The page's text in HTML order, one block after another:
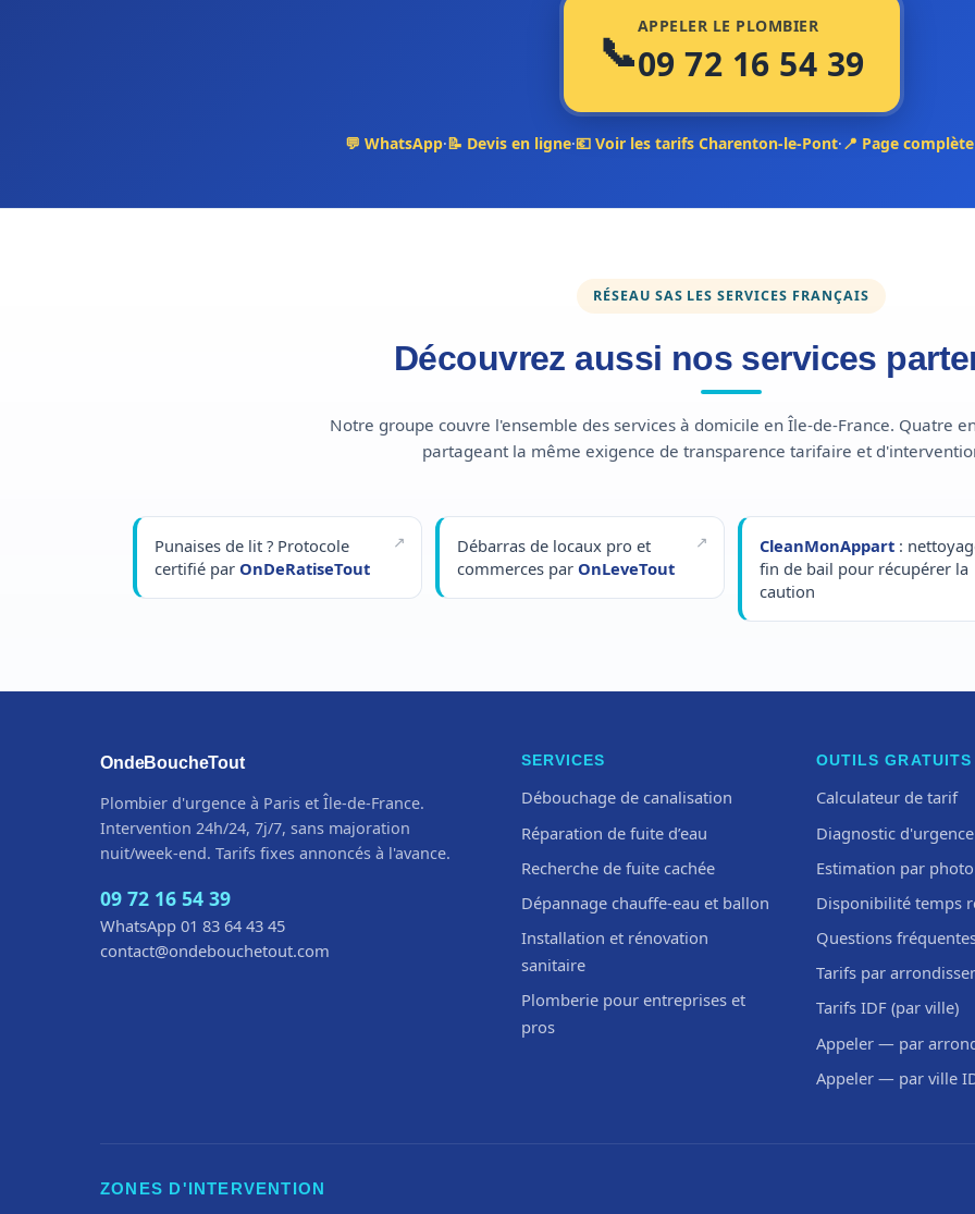
📞APPELER LE PLOMBIER
09 72 16 54 39
💬 WhatsApp·📝 Devis en ligne·💶 Voir les tarifs Charenton-le-Pont·📍 Page
RÉSEAU SAS LES SERVICES FRANÇAIS
Découvrez aussi nos services
Notre groupe couvre l'ensemble des services à domicile en Île-de-France. Quatre
partageant la même exigence de transparence tarifaire et
Punaises de lit ? Protocole
certifié par OnDeRatiseTout
Débarras de locaux pro et
commerces par OnLeveTout
CleanMonAppart :
fin de bail pour récupérer la
caution
OndeBoucheTout
Plombier d'urgence à Paris et Île-de-France.
Intervention 24h/24, 7j/7, sans majoration
nuit/week-end. Tarifs fixes annoncés à l'avance.
09 72 16 54 39
WhatsApp 01 83 64 43 45
contact@ondebouchetout.com
SERVICES
Débouchage de canalisation
Réparation de fuite d’eau
Recherche de fuite cachée
Dépannage chauffe-eau et ballon
Installation et rénovation
sanitaire
Plomberie pour entreprises et
pros
OUTILS GRATUITS
Calculateur de tarif
Diagnostic d'urgence
Estimation par photo
Disponibilité temps
Questions
Tarifs par
Tarifs IDF (par ville)
Appeler — par
Appeler — par ville
ZONES D'INTERVENTION